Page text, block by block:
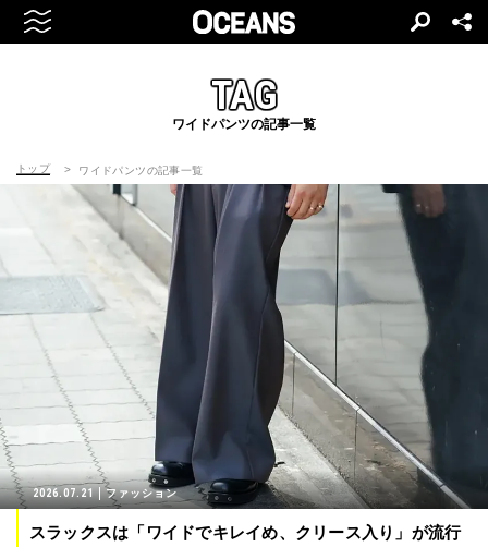
TAG
ワイドパンツの記事一覧
トップ ワイドパンツの記事一覧
2026.07.21 ファッション
スラックスは「ワイドでキレイめ、クリース入り」が流行